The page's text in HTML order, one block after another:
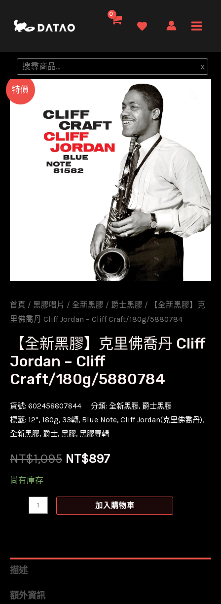
要
容
Menu
搜
尋
x
特價
首頁 / 黑膠唱片 / 全新黑膠 / 爵士黑膠 / 【全新黑膠】克
里佛喬丹 Cliff Jordan – Cliff Craft/180g/5880784
【全新黑膠】克里佛喬丹 Cliff
Jordan – Cliff
Craft/180g/5880784
貨號: 602458807844 分類: 全新黑膠, 爵士黑膠
標籤: 12'', 180g, 33轉, Blue Note, Cliff Jordan(克里佛喬丹),
全新黑膠, 爵士, 黑膠, 黑膠專輯
NT$1,095 原
NT$897目
價
尚有庫存
克
佛
加入購物車
描述
額外資訊